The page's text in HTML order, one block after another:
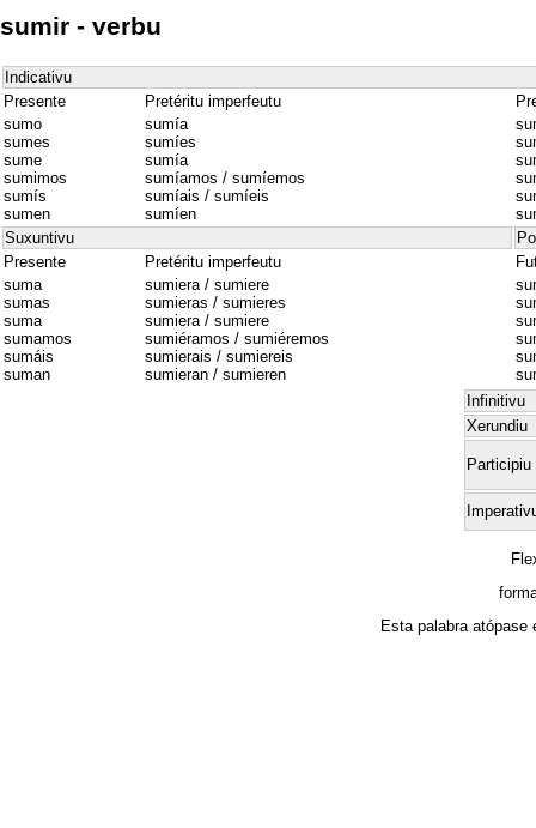
sumir - verbu
Indicativu
Presente
Pretéritu imperfeutu
sumo
sumes
sume
sumimos
sumís
sumen
sumía
sumíes
sumía
sumíamos / sumíemos
sumíais / sumíeis
sumíen
Suxuntivu
Presente
Pretéritu imperfeutu
suma
sumas
suma
sumamos
sumáis
suman
sumiera / sumiere
sumieras / sumieres
sumiera / sumiere
sumiéramos / sumiéremos
sumierais / sumiereis
sumieran / sumieren
Infinitivu
Xerundiu
Participiu
Esta palabra atópase